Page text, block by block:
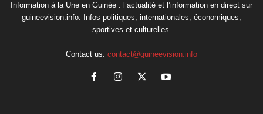
Information à la Une en Guinée : l’actualité et l’information en direct sur
guineevision.info. Infos politiques, internationales, économiques,
sportives et culturelles.
Contact us: contact@guineevision.info